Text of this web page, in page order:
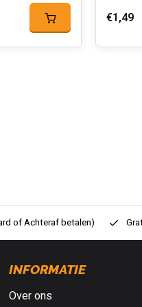
€1,49
of Achteraf betalen)
INFORMATIE
Over ons